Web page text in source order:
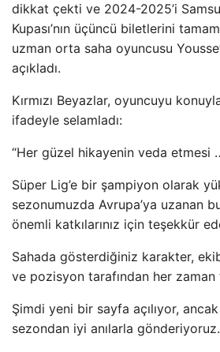
dikkat çekti ve 2024-2025’i
Kupası’nın üçüncü biletlerini
uzman orta saha oyuncusu
açıkladı.
Kırmızı Beyazlar, oyuncuyu
ifadeyle selamladı:
“Her güzel hikayenin veda etmesi
Süper Lig’e bir şampiyon olarak
sezonumuzda Avrupa’ya uzanan
önemli katkılarınız için teşekkür
Sahada gösterdiğiniz karakter,
ve pozisyon tarafından her
Şimdi yeni bir sayfa açılıyor,
sezondan iyi anılarla gönderiyoruz.